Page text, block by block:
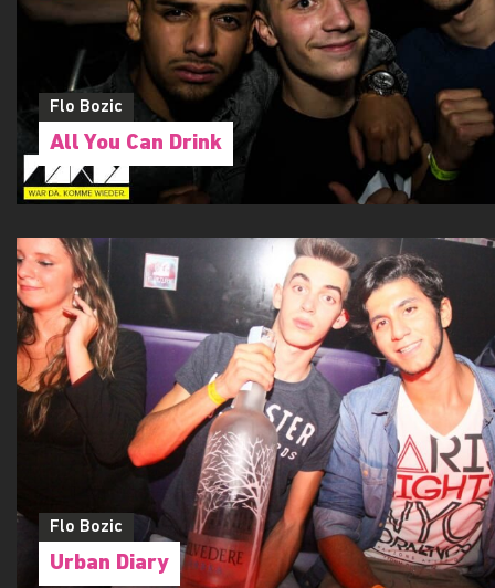
Flo Bozic
All You Can Drink
Flo Bozic
Urban Diary